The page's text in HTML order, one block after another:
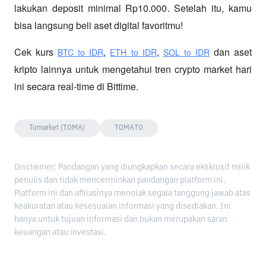
lakukan deposit minimal Rp10.000. Setelah itu, kamu
bisa langsung beli aset digital favoritmu!
Cek kurs BTC to IDR, ETH to IDR, SOL to IDR dan aset
kripto lainnya untuk mengetahui tren crypto market hari
ini secara real-time di Bittime.
Tomarket (TOMA) TOMATO
Disclaimer: Pandangan yang diungkapkan secara eksklusif milik
penulis dan tidak mencerminkan pandangan platform ini.
Platform ini dan afiliasinya menolak segala tanggung jawab atas
keakuratan atau kesesuaian informasi yang disediakan. Ini
hanya untuk tujuan informasi dan bukan merupakan saran
keuangan atau investasi.